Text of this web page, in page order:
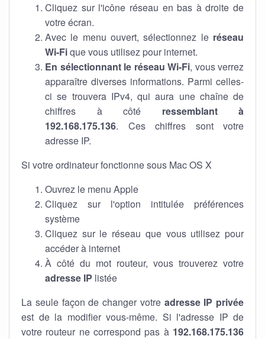
Cliquez sur l'icône réseau en bas à droite de
votre écran.
Avec le menu ouvert, sélectionnez le réseau
Wi-Fique vous utilisez pour internet.
En sélectionnant le réseau Wi-Fi, vous verrez
apparaître diverses informations. Parmi celles-
ci se trouvera IPv4, qui aura une chaîne de
chiffres à côté ressemblant à
192.168.175.136. Ces chiffres sont votre
adresse IP.
Si votre ordinateur fonctionne sous Mac OS X
Ouvrez le menu Apple
Cliquez sur l'option intitulée préférences
système
Cliquez sur le réseau que vous utilisez pour
accéder à internet
À côté du mot routeur, vous trouverez votre
adresse IP listée
La seule façon de changer votre adresse IP privée
est de la modifier vous-même. Si l'adresse IP de
votre routeur ne correspond pas à 192.168.175.136